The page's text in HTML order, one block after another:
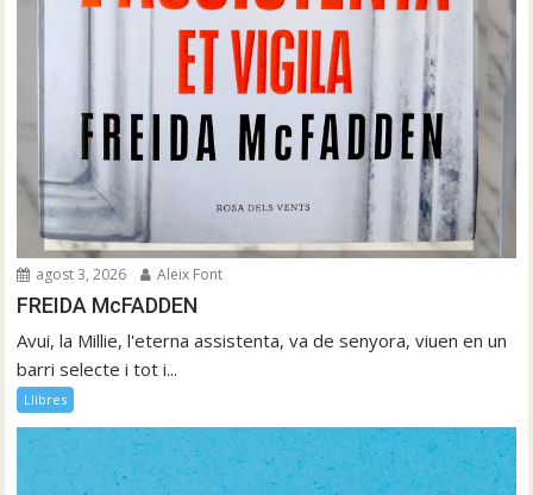
agost 3, 2026 Aleix Font
FREIDA McFADDEN
Avui, la Millie, l'eterna assistenta, va de senyora, viuen en un
barri selecte i tot i...
Llibres